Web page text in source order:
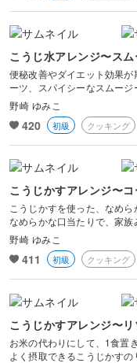
こうじ水アレンジ〜ス
便秘改善やダイエット効果
ーツ、スパイシーなスムージ
野崎 ゆみこ
420 初級 クッキング
こうじかすアレンジ〜
こうじかすを使った、なめ
なめらかな口当たりで、家族
野崎 ゆみこ
411 初級 クッキング
こうじかすアレンジ〜
お米の代わりにして、1食置
よく摂取できるこうじかすの